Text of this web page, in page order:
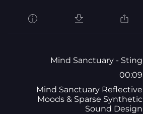
Mind Sanctuary - Sting
00:09
Mind Sanctuary Reflective
Moods & Sparse Synthetic
Sound Design